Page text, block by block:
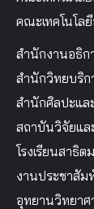
คณะเทคโนโล
สำนักงานอธิก
สำนักวิทยบริก
สำนักศิลปะแ
สถาบันวิจัยแ
โรงเรียนสาธิ
งานประชาสัม
อุทยานวิทยาศ